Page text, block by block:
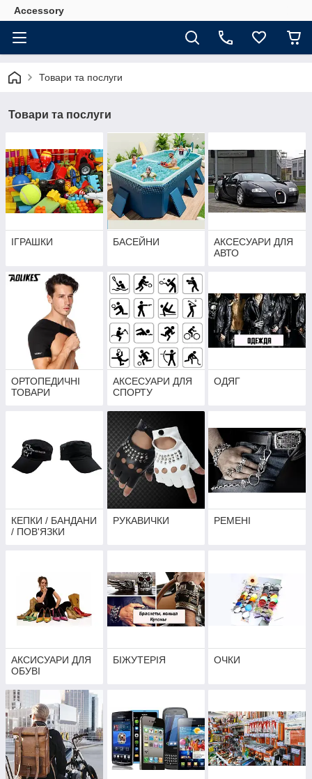
Accessory
Товари та послуги
Товари та послуги
ІГРАШКИ БАСЕЙНИ
АКСЕСУАРИ ДЛЯ
АВТО
ОРТОПЕДИЧНІ
ТОВАРИ
АКСЕСУАРИ ДЛЯ
СПОРТУ
ОДЯГ
КЕПКИ / БАНДАНИ
/ ПОВ'ЯЗКИ
РУКАВИЧКИ РЕМЕНІ
АКСИСУАРИ ДЛЯ
ОБУВІ
БІЖУТЕРІЯ ОЧКИ